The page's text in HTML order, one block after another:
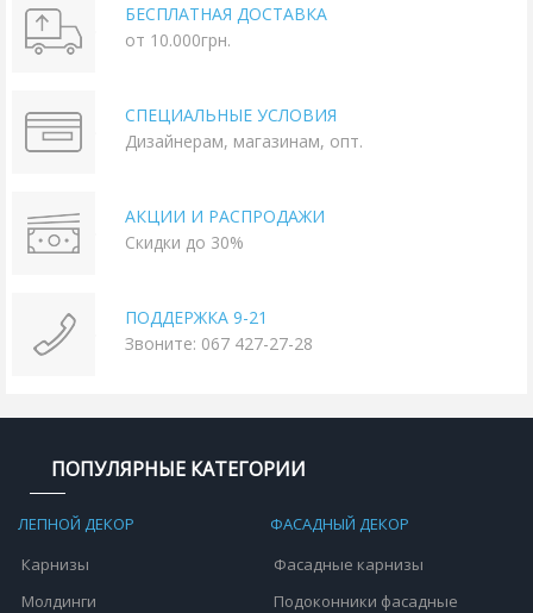
БЕСПЛАТНАЯ ДОСТАВКА
от 10.000грн.
СПЕЦИАЛЬНЫЕ УСЛОВИЯ
Дизайнерам, магазинам, опт.
АКЦИИ И РАСПРОДАЖИ
Скидки до 30%
ПОДДЕРЖКА 9-21
Звоните: 067 427-27-28
ПОПУЛЯРНЫЕ КАТЕГОРИИ
ЛЕПНОЙ ДЕКОР
Карнизы
Молдинги
ФАСАДНЫЙ ДЕКОР
Фасадные карнизы
Подоконники фасадные